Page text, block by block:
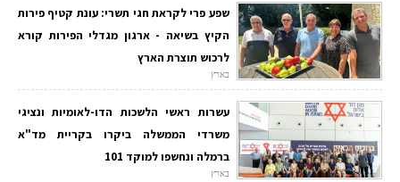
שפע פרי לקראת חגי תשרי: עונת קטיף פירות
הקיץ בשיאה - ארגון מגדלי הפירות קורא
לרכוש תוצרת הארץ
בארץ
עשרות ראשי הלשכות הדו-לאומיות ונציגי
משרדי הממשלה ביקרו בקריית מד"א
ברמלה ונחשפו למוקד 101
בארץ